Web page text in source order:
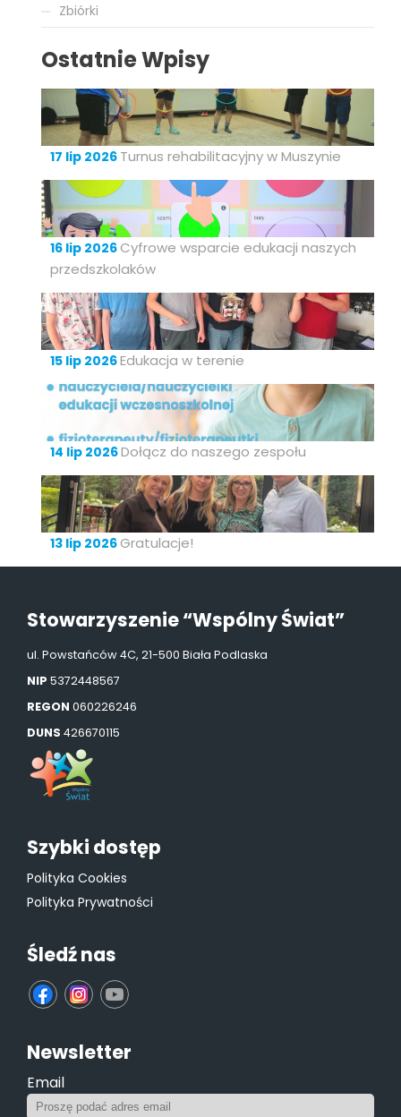
Zbiórki
Ostatnie Wpisy
17 lip 2026 Turnus rehabilitacyjny w Muszynie
16 lip 2026 Cyfrowe wsparcie edukacji naszych
przedszkolaków
15 lip 2026Edukacja w terenie
14 lip 2026Dołącz do naszego zespołu
13 lip 2026 Gratulacje!
Stowarzyszenie “Wspólny Świat”
ul. Powstańców 4C, 21-500 Biała Podlaska
NIP 5372448567
REGON 060226246
DUNS 426670115
Szybki dostęp
Polityka Cookies
Polityka Prywatności
Śledź nas
fb ins yt
Newsletter
Email